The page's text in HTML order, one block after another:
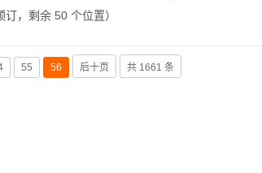
，剩余 50 个位置）
55 56 后十页 共 1661 条